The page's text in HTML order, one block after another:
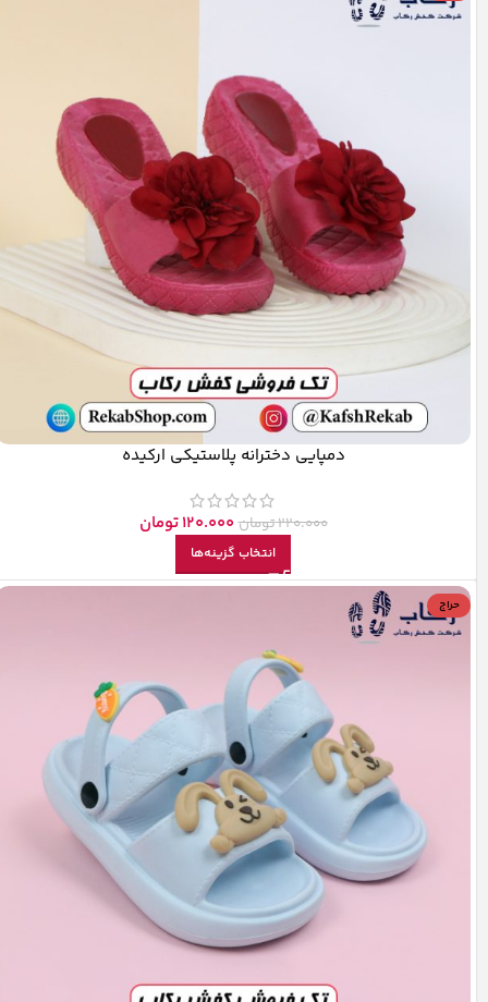
دمپایی دخترانه پلاستیکی ارکیده
220.000تومان 120.000تومان
انتخاب گزینه‌ها
حراج